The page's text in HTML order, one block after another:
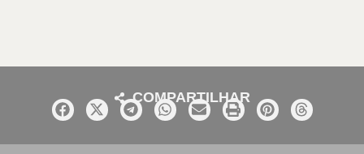
COMPARTILHAR